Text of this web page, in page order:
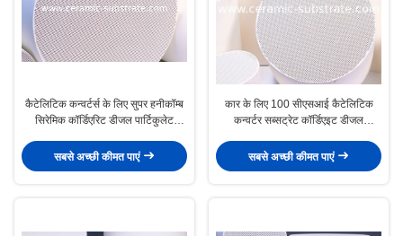
कैटेलिटिक कन्वर्टर्स के लिए सुपर हनीकॉम्ब
सिरेमिक कॉर्डिएरिट डीजल पार्टिकुलेट
सबसे अच्छी कीमत पाएं
कार के लिए 100 सीएसआई कैटेलिटिक
कन्वर्टर सब्सट्रेट कॉर्डिएइट डीजल
सबसे अच्छी कीमत पाएं